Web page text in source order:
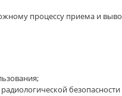
процессу приема и